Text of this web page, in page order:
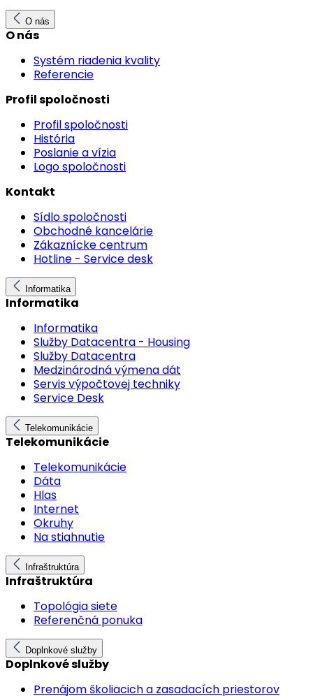
O nás
O nás
Systém riadenia kvality
Referencie
Profil spoločnosti
Profil spoločnosti
História
Poslanie a vízia
Logo spoločnosti
Kontakt
Sídlo spoločnosti
Obchodné kancelárie
Zákaznícke centrum
Hotline - Service desk
Informatika
Informatika
Informatika
Služby Datacentra - Housing
Služby Datacentra
Medzinárodná výmena dát
Servis výpočtovej techniky
Service Desk
Telekomunikácie
Telekomunikácie
Telekomunikácie
Dáta
Hlas
Internet
Okruhy
Na stiahnutie
Infraštruktúra
Infraštruktúra
Topológia siete
Referenčná ponuka
Doplnkové služby
Doplnkové služby
Prenájom školiacich a zasadacích priestorov